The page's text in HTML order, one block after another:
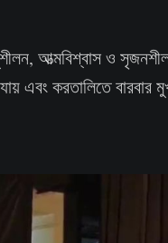
আত্মবিশ্বাস ও
এবং করতালিতে বারবার